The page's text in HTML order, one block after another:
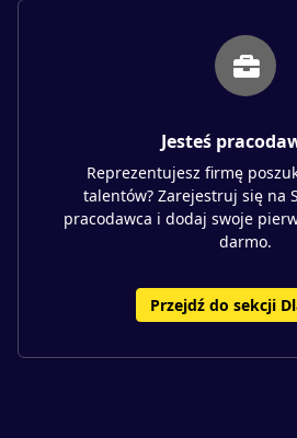
Jesteś
Reprezentujesz firmę
talentów? Zarejestruj się na
pracodawca i dodaj swoje
darmo.
Przejdź do sekcji